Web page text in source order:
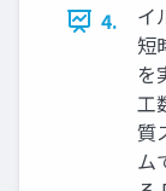
4.
イ
短
を
工
質
ム